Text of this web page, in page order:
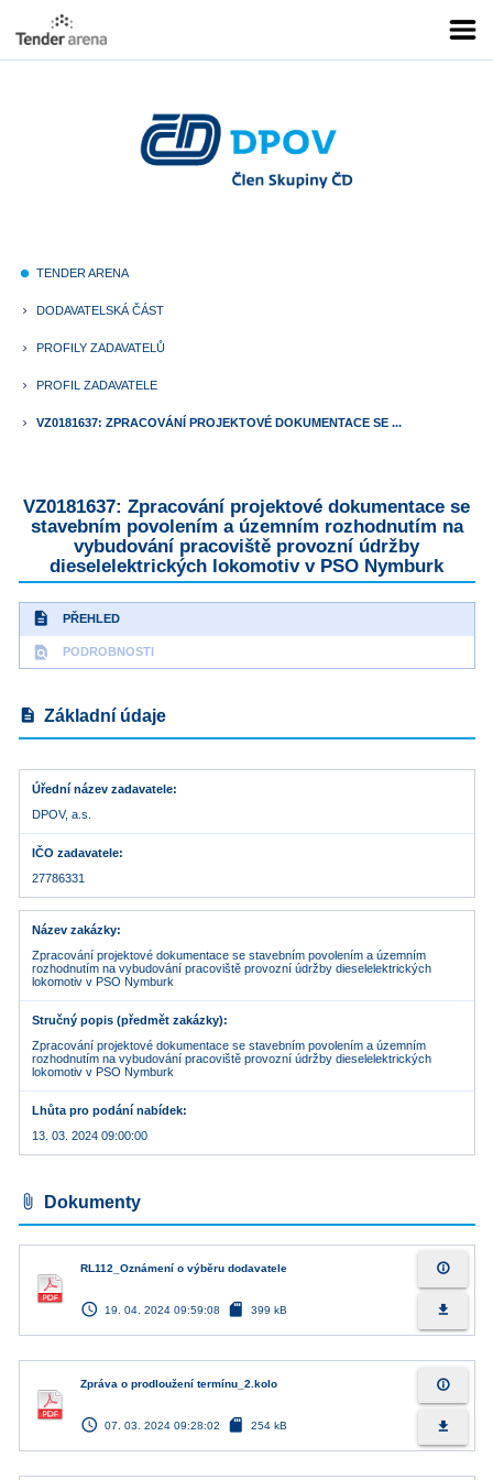
fiber_manual_record TENDER ARENA
keyboard_arrow_right DODAVATELSKÁ ČÁST
keyboard_arrow_right PROFILY ZADAVATELŮ
keyboard_arrow_right PROFIL ZADAVATELE
keyboard_arrow_right VZ0181637: ZPRACOVÁNÍ PROJEKTOVÉ DOKUMENTACE SE ...
VZ0181637: Zpracování projektové dokumentace se
stavebním povolením a územním rozhodnutím na
vybudování pracoviště provozní údržby
dieselelektrických lokomotiv v PSO Nymburk
description PŘEHLED
find_in_page PODROBNOSTI
description Základní údaje
Úřední název zadavatele
DPOV, a.s.
IČO zadavatele
27786331
Název zakázky
Zpracování projektové dokumentace se stavebním povolením a územním
rozhodnutím na vybudování pracoviště provozní údržby dieselelektrických
lokomotiv v PSO Nymburk
Stručný popis (předmět zakázky)
Zpracování projektové dokumentace se stavebním povolením a územním
rozhodnutím na vybudování pracoviště provozní údržby dieselelektrických
lokomotiv v PSO Nymburk
Lhůta pro podání nabídek
13. 03. 2024 09:00:00
attach_file Dokumenty
RL112_Oznámení o výběru dodavatele
access_time 19. 04. 2024 09:59:08 sd_card 399 kB
info_outline
file_download
Zpráva o prodloužení termínu_2.kolo
access_time 07. 03. 2024 09:28:02 sd_card 254 kB
info_outline
file_download